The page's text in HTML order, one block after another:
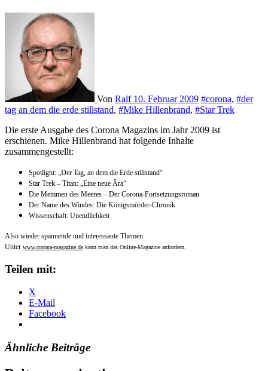
Von Ralf 10. Februar 2009 #corona, #der
tag an dem die erde stillstand, #Mike Hillenbrand, #Star Trek
Die erste Ausgabe des Corona Magazins im Jahr 2009 ist
erschienen. Mike Hillenbrand hat folgende Inhalte
zusammengestellt:
Spotlight: „Der Tag, an dem die Erde stillstand“
Star Trek – Titan: „Eine neue Ära“
Die Memmen des Meeres – Der Corona-Fortsetzungsroman
Der Name des Windes: Die Königsmörder-Chronik
Wissenschaft: Unendlichkeit
Also wieder spannende und interessante Themen.
Unter www.corona-magazine.de kann man das Online-Magazine anfordern.
Teilen mit:
X
E-Mail
Facebook
Ähnliche Beiträge